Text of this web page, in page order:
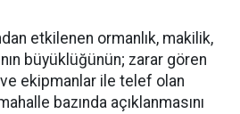
etkilenen ormanlık, makilik,
büyüklüğünün; zarar gören
ve ekipmanlar ile telef olan
bazında açıklanmasını